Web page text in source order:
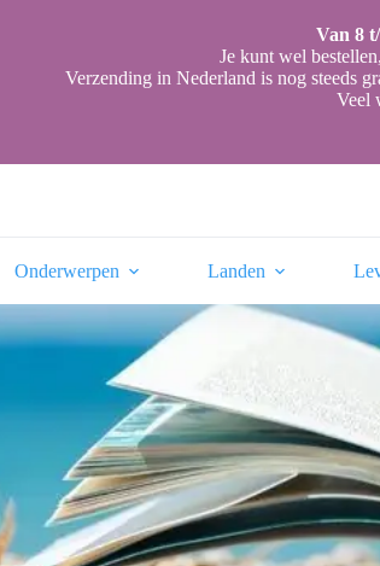
Van 8
Je kunt wel
Verzending in Nederland is nog steeds
Veel
Onderwerpen Landen